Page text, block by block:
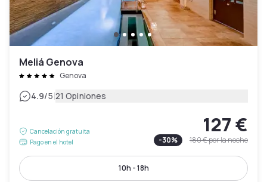
Meliá Genova
Genova
4.9/5|21 Opiniones
Cancelación gratuita
Pago en el hotel
127 €
-30% 180 €por la noche
10h - 18h